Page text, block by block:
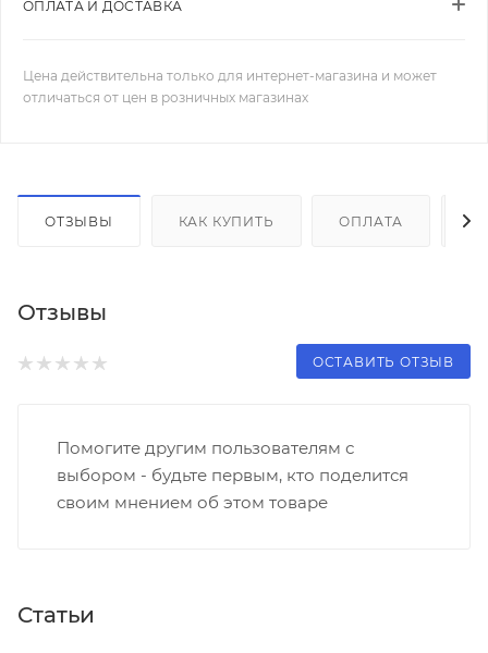
ОПЛАТА И ДОСТАВКА
Цена действительна только для интернет-магазина и может
отличаться от цен в розничных магазинах
ОТЗЫВЫ КАК КУПИТЬ ОПЛАТА
Отзывы
ОСТАВИТЬ ОТЗЫВ
Помогите другим пользователям с
выбором - будьте первым, кто поделится
своим мнением об этом товаре
Статьи